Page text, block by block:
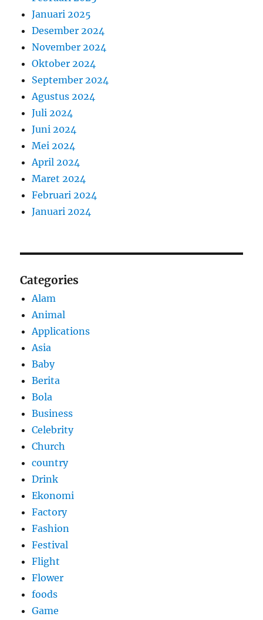
Januari 2025
Desember 2024
November 2024
Oktober 2024
September 2024
Agustus 2024
Juli 2024
Juni 2024
Mei 2024
April 2024
Maret 2024
Februari 2024
Januari 2024
Categories
Alam
Animal
Applications
Asia
Baby
Berita
Bola
Business
Celebrity
Church
country
Drink
Ekonomi
Factory
Fashion
Festival
Flight
Flower
foods
Game